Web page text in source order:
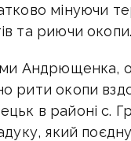
мінуючи
та риючи окопи.
Андрющенка,
рити окопи
в районі с.
який